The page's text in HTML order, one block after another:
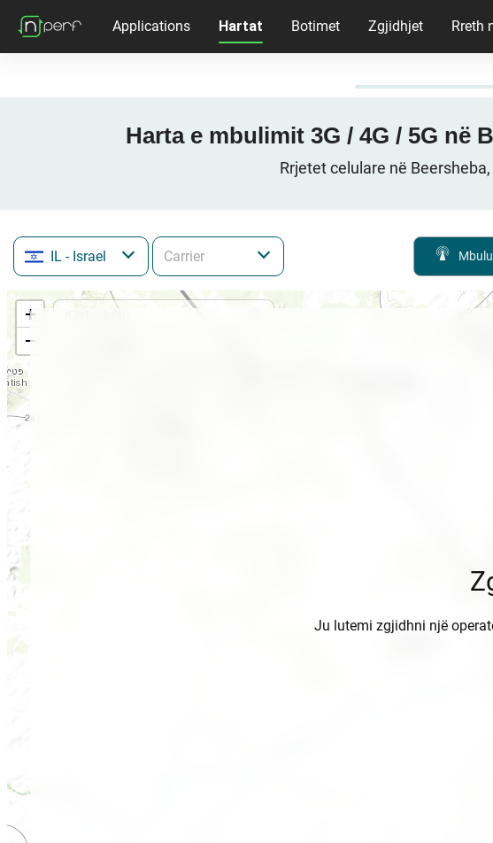
Applications Hartat Botimet Zgjidhjet Rreth
IL- Israel
+
−
Ju lutemi zgjidhni një